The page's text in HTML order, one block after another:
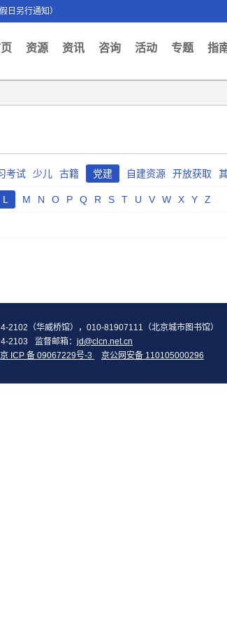
日另行通知）
(current)
资源 资讯 咨询 活动 专题 指
考试 少儿 古籍 党建 自建资源 开放获取
L M N O P Q R S T U V W X Y Z
2102（华威桥馆），010-81907111（北京城市图书馆）
2103
监督邮箱： jd@clcn.net.cn
京 ICP 备 09067229号-3 京公网安备 110105000296